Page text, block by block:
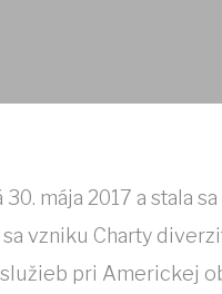
mája 2017 a stala
vzniku Charty
pri Americkej